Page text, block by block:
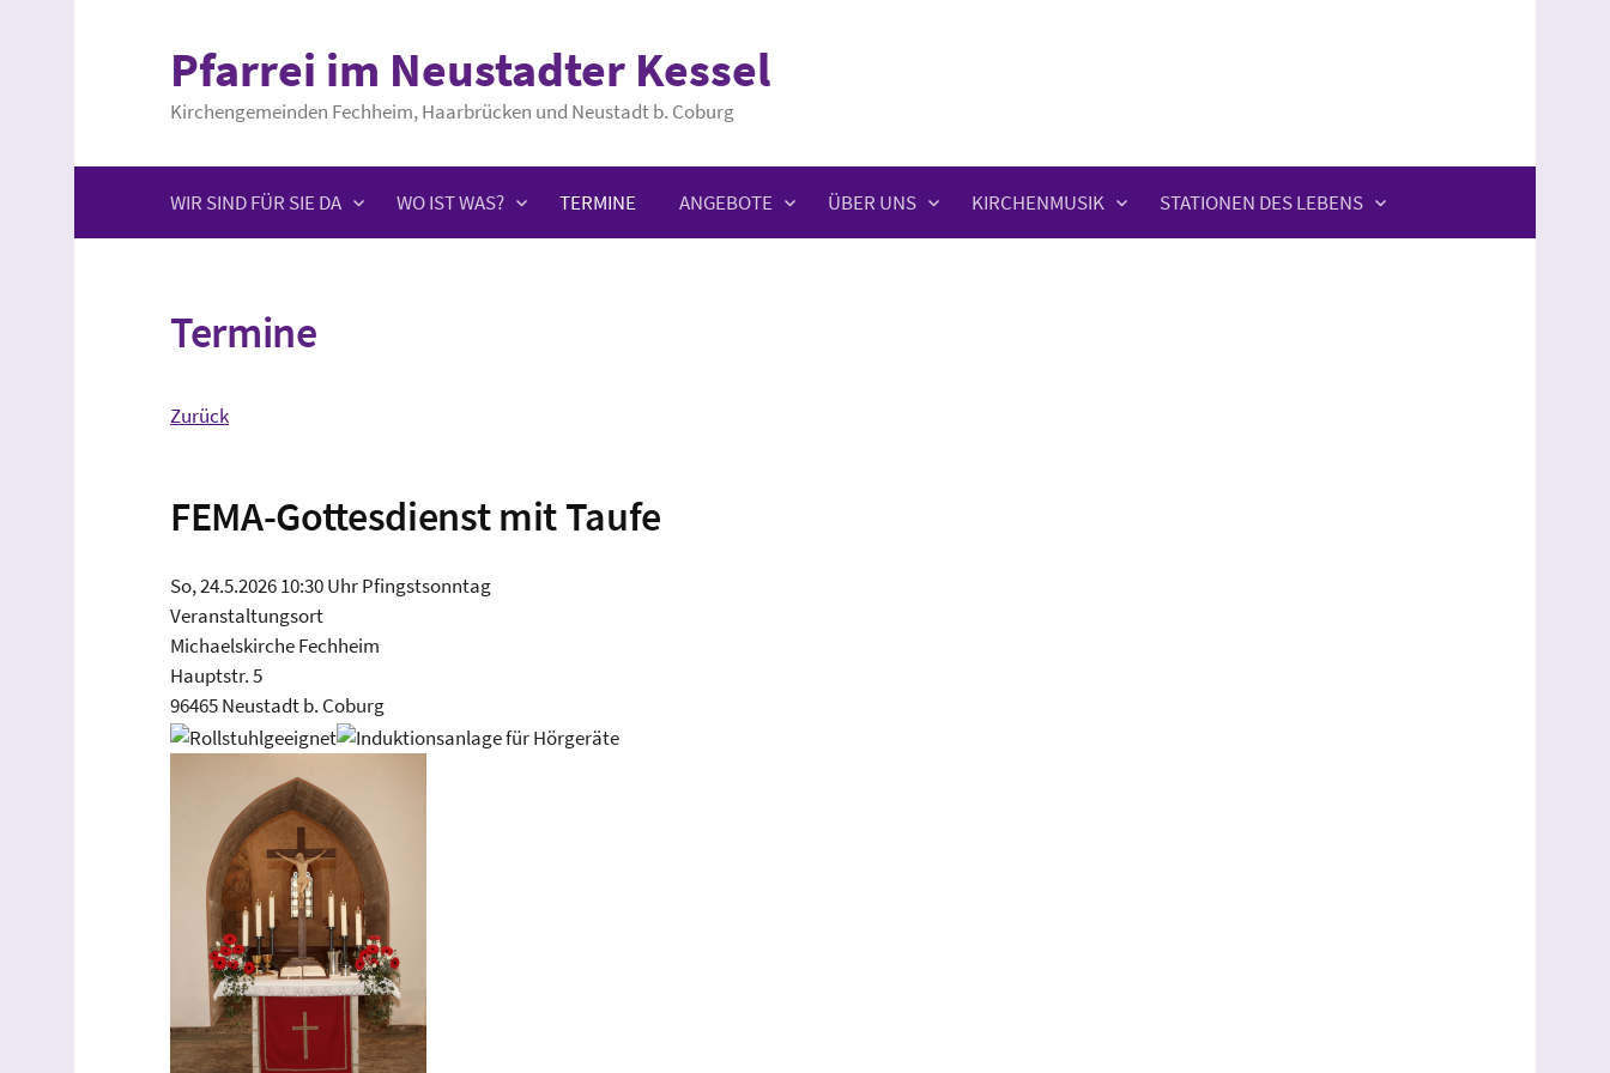
Pfarrei im Neustadter Kessel
Kirchengemeinden Fechheim, Haarbrücken und Neustadt b. Coburg
WIR SIND FÜR SIE DA WO IST WAS? TERMINE ANGEBOTE ÜBER UNS KIRCHENMUSIK STATIONEN DES LEBENS
Termine
Zurück
FEMA-Gottesdienst mit Taufe
So, 24.5.2026 10:30 UhrPfingstsonntag
Veranstaltungsort
Michaelskirche Fechheim
Hauptstr. 5
96465 Neustadt b. Coburg